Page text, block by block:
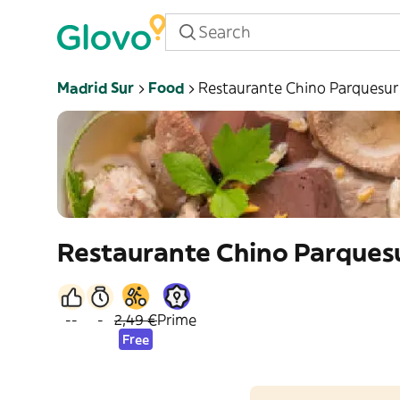
Madrid Sur Food Restaurante Chino Parquesur
Restaurante Chino
-- - 2,49 €
Free
Prime